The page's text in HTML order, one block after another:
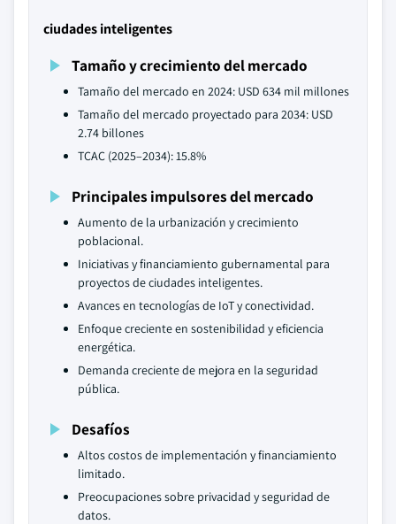
ciudades inteligentes
Tamaño y crecimiento del mercado
Tamaño del mercado en 2024: USD 634 mil millones
Tamaño del mercado proyectado para 2034: USD
2.74 billones
TCAC (2025–2034): 15.8%
Principales impulsores del mercado
Aumento de la urbanización y crecimiento
poblacional.
Iniciativas y financiamiento gubernamental para
proyectos de ciudades inteligentes.
Avances en tecnologías de IoT y conectividad.
Enfoque creciente en sostenibilidad y eficiencia
energética.
Demanda creciente de mejora en la seguridad
pública.
Desafíos
Altos costos de implementación y financiamiento
limitado.
Preocupaciones sobre privacidad y seguridad de
datos.